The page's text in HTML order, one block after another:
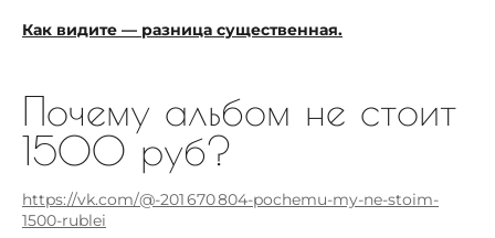
Как видите — разница существенная.
Почему альбом не стоит
1500 руб?
https://vk.com/@-201 670 804-pochemu-my-ne-stoim-
1500-rublei